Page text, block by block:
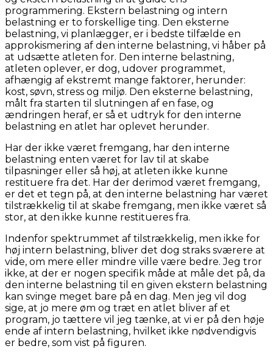
programmering. Ekstern belastning og intern
belastning er to forskellige ting. Den eksterne
belastning, vi planlægger, er i bedste tilfælde en
approkismering af den interne belastning, vi håber på
at udsætte atleten for. Den interne belastning,
atleten oplever, er dog, udover programmet,
afhængig af ekstremt mange faktorer, herunder:
kost, søvn, stress og miljø. Den eksterne belastning,
målt fra starten til slutningen af en fase, og
ændringen heraf, er så et udtryk for den interne
belastning en atlet har oplevet herunder.
Har der ikke været fremgang, har den interne
belastning enten været for lav til at skabe
tilpasninger eller så høj, at atleten ikke kunne
restituere fra det. Har der derimod været fremgang,
er det et tegn på, at den interne belastning har været
tilstrækkelig til at skabe fremgang, men ikke været så
stor, at den ikke kunne restitueres fra.
Indenfor spektrummet af tilstrækkelig, men ikke for
høj intern belastning, bliver det dog straks sværere at
vide, om mere eller mindre ville være bedre. Jeg tror
ikke, at der er nogen specifik måde at måle det på, da
den interne belastning til en given ekstern belastning
kan svinge meget bare på en dag. Men jeg vil dog
sige, at jo mere øm og træt en atlet bliver af et
program, jo tættere vil jeg tænke, at vi er på den høje
ende af intern belastning, hvilket ikke nødvendigvis
er bedre, som vist på figuren.